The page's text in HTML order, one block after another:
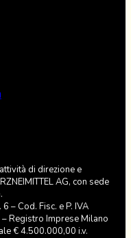
di direzione e
AG, con sede
– Cod. Fisc. e P. IVA
Registro Imprese Milano
€ 4.500.000,00 i.v.